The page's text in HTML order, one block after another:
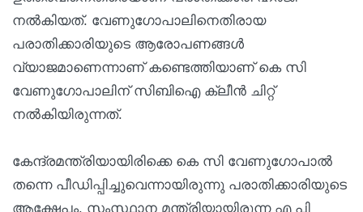
നല്‍കിയത്. വേണുഗോപാലിനെതിരായ
പരാതിക്കാരിയുടെ ആരോപണങ്ങള്‍
വ്യാജമാണെന്നാണ് കണ്ടെത്തിയാണ് കെ സി
വേണുഗോപാലിന് സിബിഐ ക്ലീന്‍ ചിറ്റ്
നല്‍കിയിരുന്നത്.
കേന്ദ്രമന്ത്രിയായിരിക്കെ കെ സി വേണുഗോപാല്‍
തന്നെ പീഡിപ്പിച്ചുവെന്നായിരുന്നു പരാതിക്കാരിയുടെ
ആക്ഷേപം. സംസ്ഥാന മന്ത്രിയായിരുന്ന എ പി